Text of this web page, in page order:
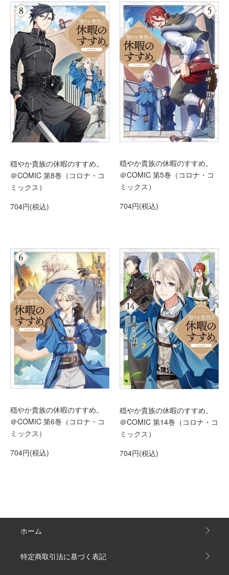
穏やか貴族の休暇のすすめ。
＠COMIC 第8巻（コロナ・コ
ミックス）
704円(税込)
穏やか貴族の休暇のすすめ。
＠COMIC 第5巻（コロナ・コ
ミックス）
704円(税込)
穏やか貴族の休暇のすすめ。
＠COMIC 第6巻（コロナ・コ
ミックス）
704円(税込)
穏やか貴族の休暇のすすめ。
＠COMIC 第14巻（コロナ・コ
ミックス）
704円(税込)
ホーム
特定商取引法に基づく表記